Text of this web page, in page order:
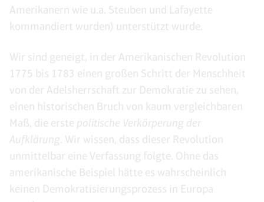
Amerikanern wie u.a. Steuben und Lafayette
kommandiert wurden) unterstützt wurde.
Wir sind geneigt, in der Amerikanischen Revolution
1775 bis 1783 einen großen Schritt der Menschheit
von der Adelsherrschaft zur Demokratie zu sehen,
einen historischen Bruch von kaum vergleichbaren
Maß, die erste politische Verkörperung der
Aufklärung . Wir wissen, dass dieser Revolution
unmittelbar eine Verfassung folgte. Ohne das
amerikanische Beispiel hätte es wahrscheinlich
keinen Demokratisierungsprozess in Europa